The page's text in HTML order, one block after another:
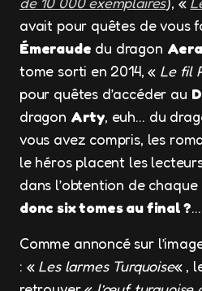
avait pour quêtes de vous
Émeraude du dragon
tome sorti en 2014, « Le fil
pour quêtes d’accéder au
dragon Arty, euh… du
vous avez compris, les
le héros placent les
dans l’obtention de chaque
donc six tomes au final ?…
Comme annoncé sur
: « Les larmes Turquoise« ,